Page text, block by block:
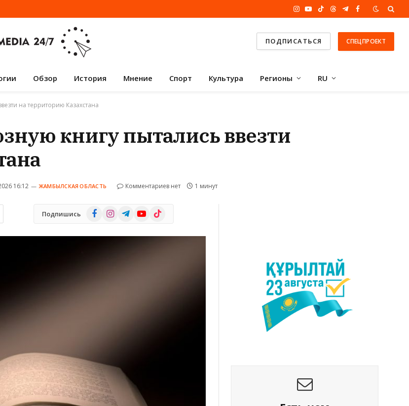
Instagram
YouTube
TikTokThreadsTelegram
Facebook
ПОДПИСАТЬСЯ СПЕЦПРОЕКТ
Обзор История Мнение Спорт Культура Регионы RU
на территорию Казахстана
книгу пытались ввезти
16:12 ЖАМБЫЛСКАЯ ОБЛАСТЬ Комментариев нет 1 минут
Подпишись FacebookInstagramTelegramYouTube
TikTok